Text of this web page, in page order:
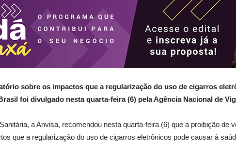
sobre os impactos que a regularização do uso de cigarros
foi divulgado nesta quarta-feira (6) pela Agência Nacional de
a Anvisa, recomendou nesta quarta-feira (6) que a proibição
que a regularização do uso de cigarros eletrônicos pode causar à